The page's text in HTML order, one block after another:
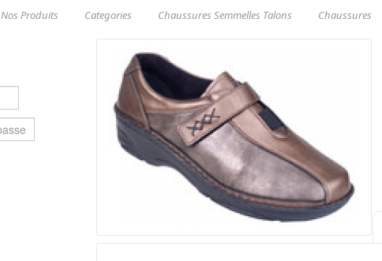
Nos Produits Categories Chaussures Semmelles Talons Chaussures